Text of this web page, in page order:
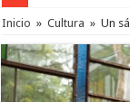
Inicio » Cultura » Un